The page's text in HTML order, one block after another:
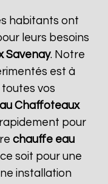
habitants ont
leurs besoins
Savenay. Notre
est à
vos
Chaffoteaux
pour
chauffe eau
soit pour une
installation